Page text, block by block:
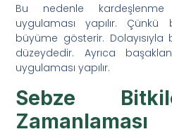
Bu nedenle
uygulaması yapılır.
büyüme gösterir.
düzeydedir. Ayrıca
uygulaması yapılır.
Sebze
Zamanlaması